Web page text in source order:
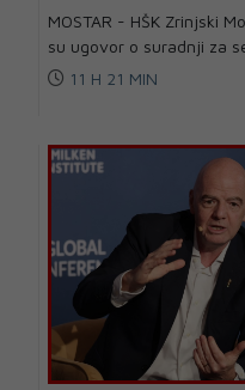
MOSTAR - HŠK Zrinjski
su ugovor o suradnji za
11 H 21 MIN